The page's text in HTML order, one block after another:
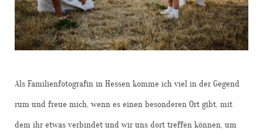
Als Familienfotografin in Hessen komme ich viel in der Gegend
rum und freue mich, wenn es einen besonderen Ort gibt, mit
dem ihr etwas verbindet und wir uns dort treffen können, um